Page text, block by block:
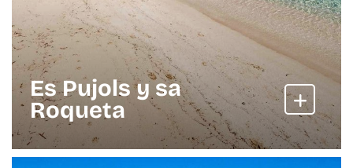
Es Pujols y sa
Roqueta